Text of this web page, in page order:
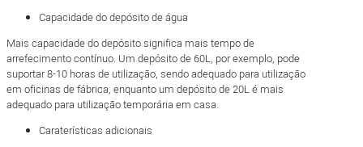
Capacidade do depósito de água
Mais capacidade do depósito significa mais tempo de
arrefecimento contínuo. Um depósito de 60L, por exemplo, pode
suportar 8-10 horas de utilização, sendo adequado para utilização
em oficinas de fábrica, enquanto um depósito de 20L é mais
adequado para utilização temporária em casa.
Caraterísticas adicionais